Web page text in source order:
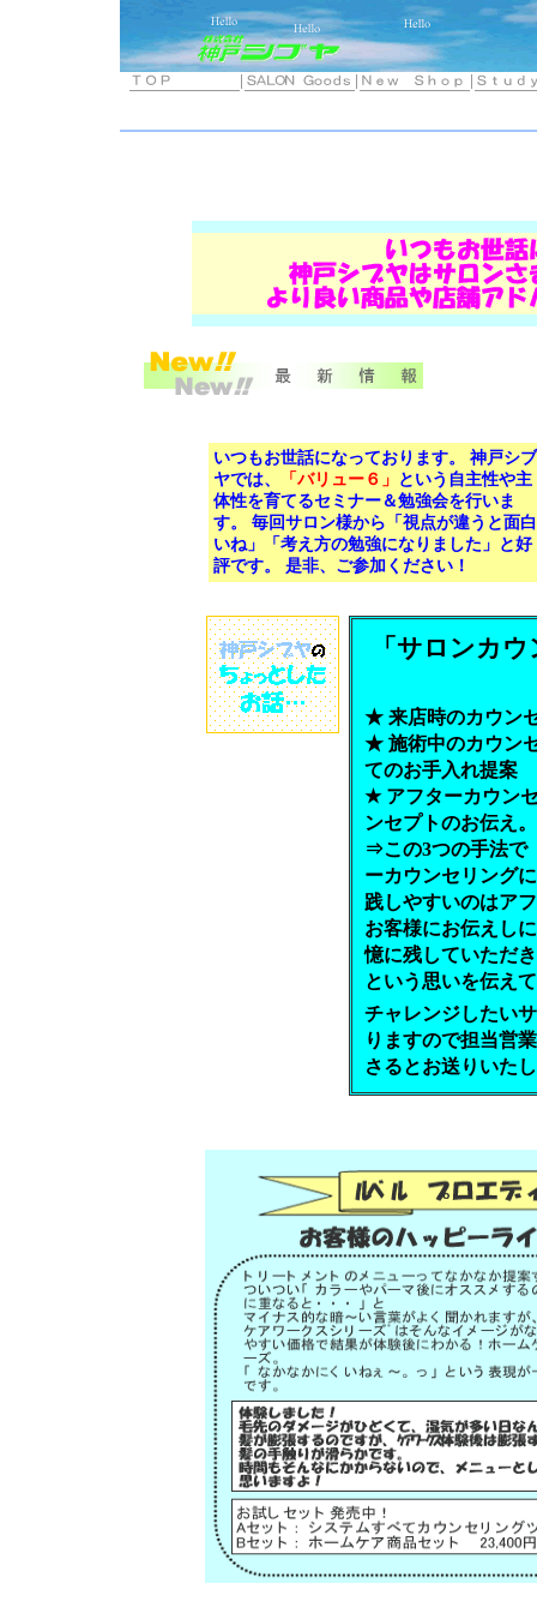
いつもお世話になっております。 神戸シブ
ヤでは、
「バリュー６」 という自主性や主
体性を育てるセミナー＆勉強会を行いま
す。 毎回サロン様から「視点が違うと面白
いね」「考え方の勉強になりました」と好
評です。 是非、ご参加ください！
「サロンカ
★ 来店時のカウン
★ 施術中のカウン
てのお手入れ提案
★ アフターカウン
ンセプトのお伝え。
⇒この3つの手法で
ーカウンセリング
践しやすいのはア
お客様にお伝えし
憶に残していただ
という思いを伝え
チャレンジしたい
りますので担当営
さるとお送りいた